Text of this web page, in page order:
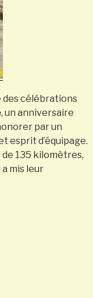
des célébrations
, un anniversaire
par un
esprit d’équipage.
de 135 kilomètres,
mis leur